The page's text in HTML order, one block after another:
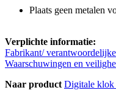
Plaats geen metalen
Verplichte informatie:
Fabrikant/
Waarschuwingen en
Naar product Digitale klok